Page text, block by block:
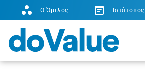
O Όμιλος Ιστότοπος